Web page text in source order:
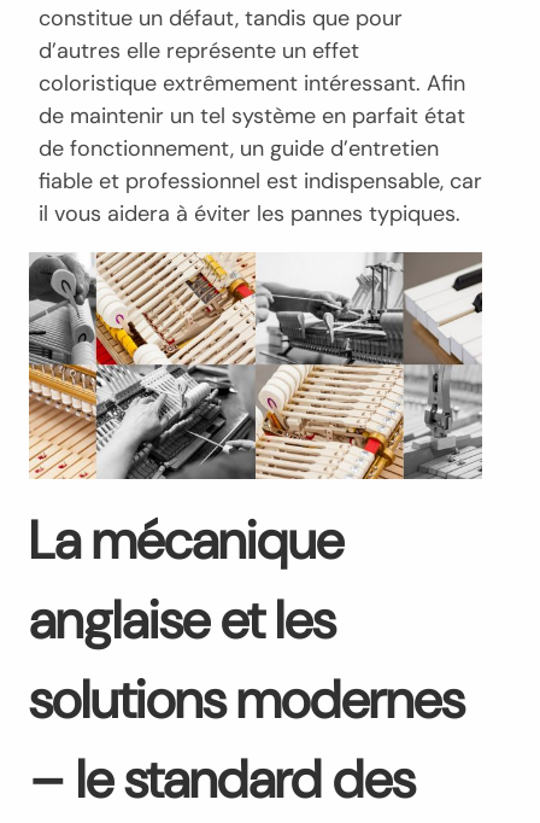
constitue un défaut, tandis que pour
d’autres elle représente un effet
coloristique extrêmement intéressant. Afin
de maintenir un tel système en parfait état
de fonctionnement, un guide d’entretien
fiable et professionnel est indispensable, car
il vous aidera à éviter les pannes typiques.
La mécanique
anglaise et les
solutions modernes
– le standard des